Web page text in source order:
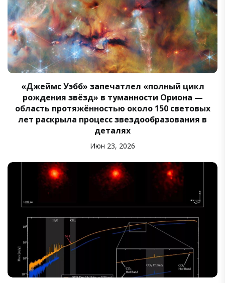
«Джеймс Уэбб» запечатлел «полный цикл
рождения звёзд» в туманности Ориона —
область протяжённостью около 150 световых
лет раскрыла процесс звездообразования в
деталях
Июн 23, 2026